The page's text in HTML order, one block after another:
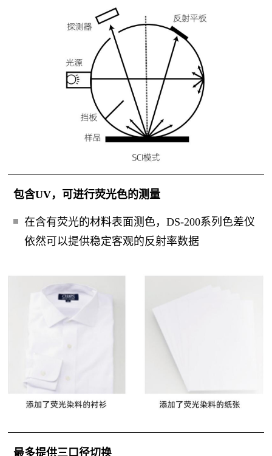
包含UV，可进行荧光色的测量
在含有荧光的材料表面测色，DS-200系列色差仪
依然可以提供稳定客观的反射率数据
最多提供三口径切换